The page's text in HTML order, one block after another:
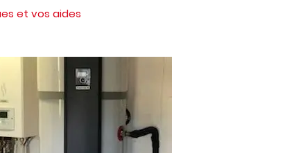
et vos aides